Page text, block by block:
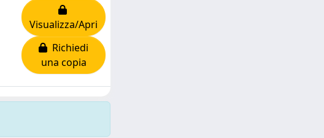
Visualizza/Apri
Richiedi
una copia